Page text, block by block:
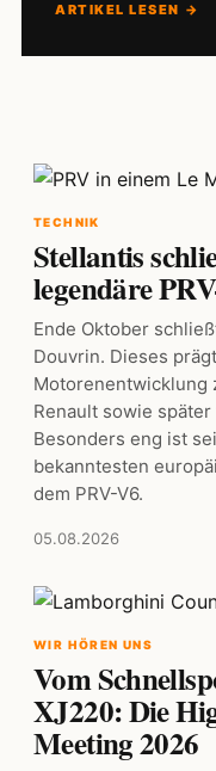
ARTIKEL LESEN →
TECHNIK
Stellantis
legendäre
Ende Oktober
Douvrin. Dieses
Motorenentwicklung
Renault sowie
Besonders eng ist
bekanntesten
dem PRV-V6.
05.08.2026
WIR HÖREN UNS
Vom
XJ220: Die
Meeting 2026